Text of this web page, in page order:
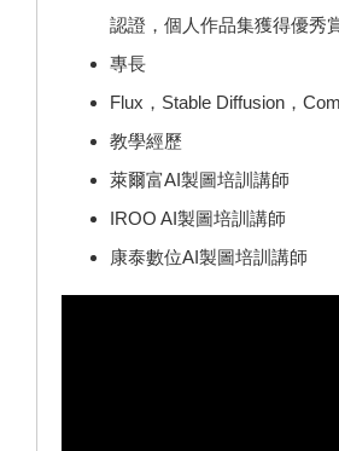
認證，個人作品集獲得優秀
專長
Flux，Stable Diffusion，
教學經歷
萊爾富AI製圖培訓講師
IROO AI製圖培訓講師
康泰數位AI製圖培訓講師